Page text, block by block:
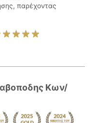
παρέχοντας
Κων/